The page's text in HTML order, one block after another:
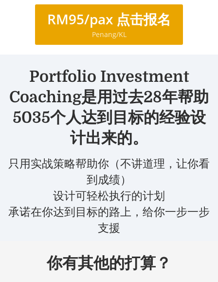
RM95/pax 点击报名
Penang/KL
Portfolio Investment
Coaching是用过去28年帮助
5035个人达到目标的经验设
计出来的。
只用实战策略帮助你（不讲道理，让你看
到成绩）
设计可轻松执行的计划
承诺在你达到目标的路上，给你一步一步
支援
你有其他的打算？